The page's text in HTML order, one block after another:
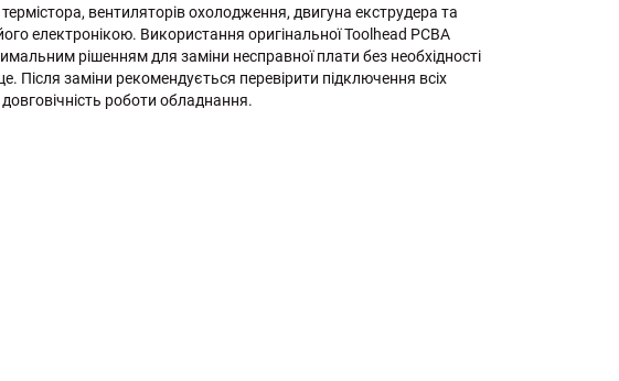
вентиляторів охолодження, двигуна екструдера та
електронікою. Використання оригінальної Toolhead PCBA
рішенням для заміни несправної плати без необхідності
Після заміни рекомендується перевірити підключення всіх
роботи обладнання.